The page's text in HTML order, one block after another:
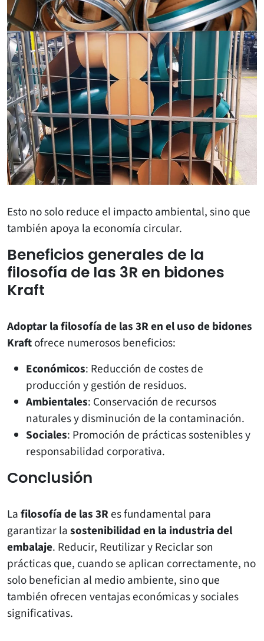
Esto no solo reduce el impacto ambiental, sino que
también apoya la economía circular.
Beneficios generales de la
filosofía de las 3R en bidones
Kraft
Adoptar la filosofía de las 3R en el uso de bidones
Kraftofrece numerosos beneficios:
Económicos: Reducción de costes de
producción y gestión de residuos.
Ambientales: Conservación de recursos
naturales y disminución de la contaminación.
Sociales: Promoción de prácticas sostenibles y
responsabilidad corporativa.
Conclusión
Lafilosofía de las 3Res fundamental para
garantizar lasostenibilidad en la industria del
embalaje. Reducir, Reutilizar y Reciclar son
prácticas que, cuando se aplican correctamente, no
solo benefician al medio ambiente, sino que
también ofrecen ventajas económicas y sociales
significativas.